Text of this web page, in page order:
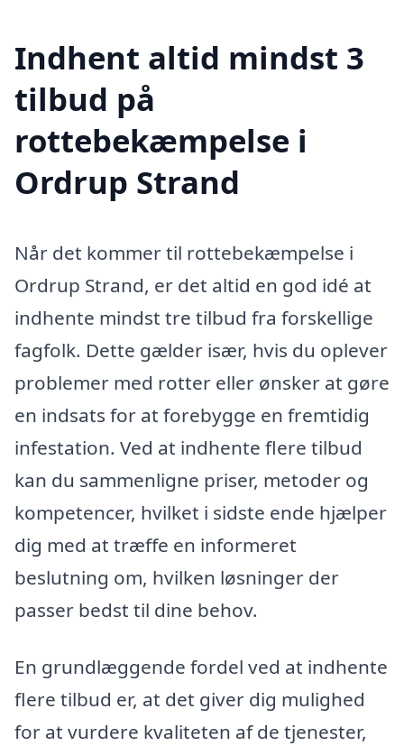
Indhent altid mindst 3
tilbud på
rottebekæmpelse i
Ordrup Strand
Når det kommer til rottebekæmpelse i
Ordrup Strand, er det altid en god idé at
indhente mindst tre tilbud fra forskellige
fagfolk. Dette gælder især, hvis du oplever
problemer med rotter eller ønsker at gøre
en indsats for at forebygge en fremtidig
infestation. Ved at indhente flere tilbud
kan du sammenligne priser, metoder og
kompetencer, hvilket i sidste ende hjælper
dig med at træffe en informeret
beslutning om, hvilken løsninger der
passer bedst til dine behov.
En grundlæggende fordel ved at indhente
flere tilbud er, at det giver dig mulighed
for at vurdere kvaliteten af de tjenester,